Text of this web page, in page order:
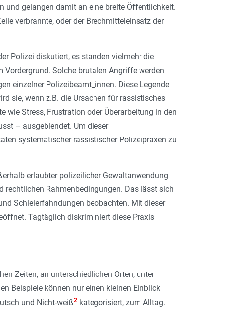
und gelangen damit an eine breite Öffentlichkeit.
verbrannte, oder der Brechmitteleinsatz der
Polizei diskutiert, es standen vielmehr die
Solche brutalen Angriffe werden
einzelner Polizeibeamt_innen. Diese Legende
sie, wenn z.B. die Ursachen für rassistisches
wie Stress, Frustration oder Überarbeitung in den
– ausgeblendet. Um dieser
systematischer rassistischer Polizeipraxen zu
erlaubter polizeilicher Gewaltanwendung
Rahmenbedingungen. Das lässt sich
Schleierfahndungen beobachten. Mit dieser
Tagtäglich diskriminiert diese Praxis
Zeiten, an unterschiedlichen Orten, unter
Beispiele können nur einen kleinen Einblick
und Nicht-weiß2 kategorisiert, zum Alltag.